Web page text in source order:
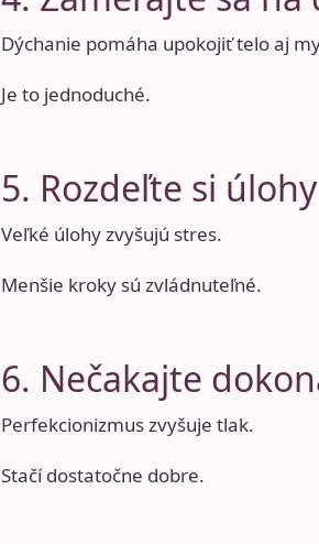
Dýchanie pomáha upokojiť telo aj
Je to jednoduché.
5. Rozdeľte si úlohy
Veľké úlohy zvyšujú stres.
Menšie kroky sú zvládnuteľné.
6. Nečakajte
Perfekcionizmus zvyšuje tlak.
Stačí dostatočne dobre.